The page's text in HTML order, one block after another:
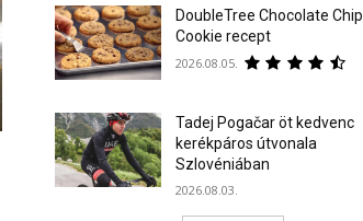
DoubleTree Chocolate Chip
Cookie recept
2026.08.05.
Tadej Pogačar öt kedvenc
kerékpáros útvonala
Szlovéniában
2026.08.03.